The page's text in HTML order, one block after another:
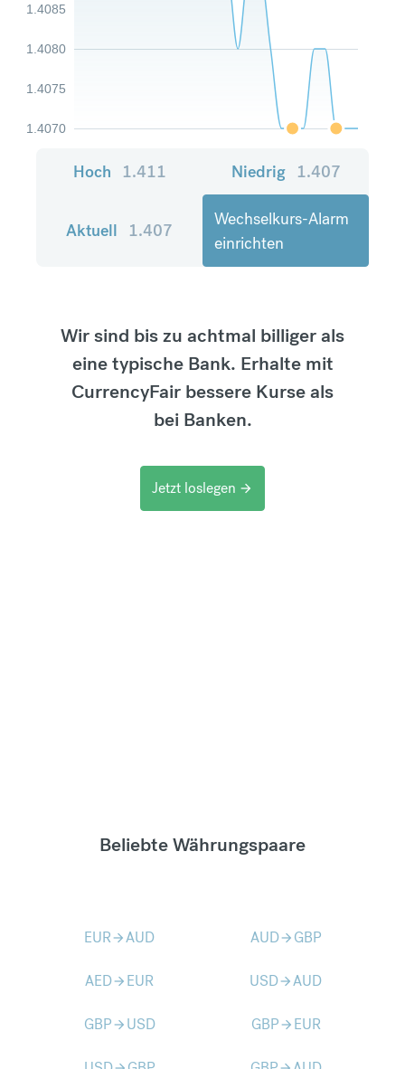
1.4070
1.4075
1.4080
1.4085
Hoch 1.411 Niedrig 1.407
Aktuell 1.407
Wechselkurs-Alarm
einrichten
Wir sind bis zu achtmal billiger als
eine typische Bank. Erhalte mit
CurrencyFair bessere Kurse als
bei Banken.
Jetzt loslegen arrow_forward
Beliebte Währungspaare
EURarrow_forwardAUD AUDarrow_forward GBP
AEDarrow_forward EUR USDarrow_forwardAUD
GBParrow_forward USD GBParrow_forward EUR